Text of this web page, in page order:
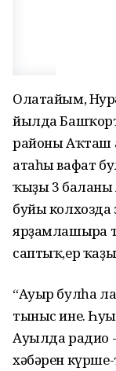
Олатайым,
йылда
районы Аҡташ
атаһы вафат
ҡыҙы 3 баланы
буйы колхозда
ярҙамлашырға
саптыҡ,ер
“Ауыр булһа
тыныс ине.
Ауылда радио
хәбәрен